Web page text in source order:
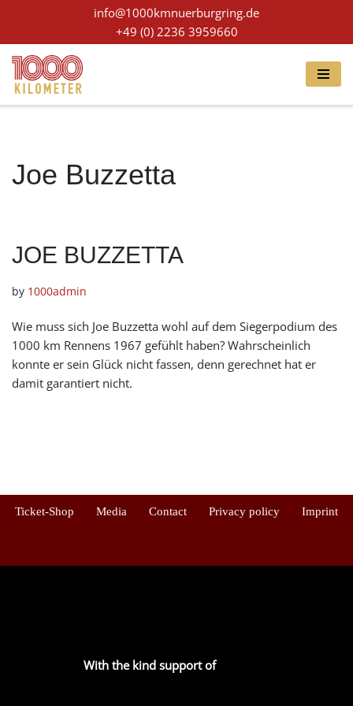
Skip
to
content
info@1000kmnuerburgring.de
+49 (0) 2236 3959660
Joe Buzzetta
JOE BUZZETTA
by 1000admin
Wie muss sich Joe Buzzetta wohl auf dem Siegerpodium des
1000 km Rennens 1967 gefühlt haben? Wahrscheinlich
konnte er sein Glück nicht fassen, denn gerechnet hat er
damit garantiert nicht.
Ticket-Shop Media Contact Privacy policy Imprint
With the kind support of